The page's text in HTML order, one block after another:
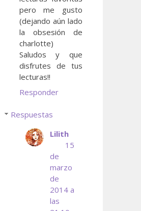
pero me gusto
(dejando aún lado
la obsesión de
charlotte)
Saludos y que
disfrutes de tus
lecturas!!
Responder
Respuestas
Lilith
15
de
marzo
de
2014 a
las